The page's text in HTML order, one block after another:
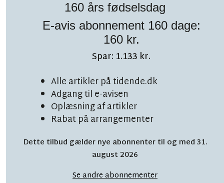
160 års fødselsdag
E-avis abonnement 160 dage:
160 kr.
Spar: 1.133 kr.
Alle artikler på tidende.dk
Adgang til e-avisen
Oplæsning af artikler
Rabat på arrangementer
Dette tilbud gælder nye abonnenter til og med 31.
august 2026
Se andre abonnementer
Følg debatten på facebook!
AVISKOKKENS MADNYT LÆSETID 11 MIN.
Den manglende brik
er fundet - hun
hedder Karen